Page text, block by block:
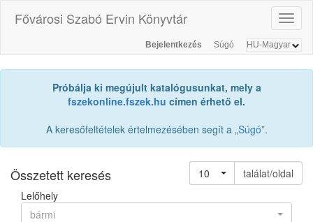
Fővárosi Szabó Ervin Könyvtár
Bejelentkezés Súgó
Próbálja ki megújult katalógusunkat, mely a
fszekonline.fszek.hu címen érhető el.
A keresőfeltételek értelmezésében segít a „Súgó”.
Összetett keresés 10
találat/oldal
Lelőhely
bármi